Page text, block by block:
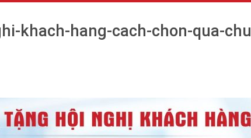
khach-hang-cach-chon-qua-